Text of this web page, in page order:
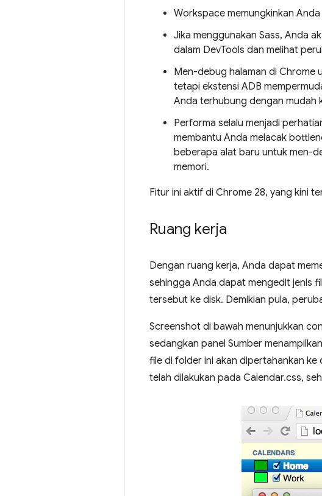
Workspace memungkinkan
Jika menggunakan Sass, Anda
dalam DevTools dan melihat
Men-debug halaman di Chrome
tetapi ekstensi ADB
Anda terhubung dengan mudah
Performa selalu menjadi
membantu Anda melacak
beberapa alat baru untuk men-
memori.
Fitur ini aktif di Chrome 28, yang kini
Ruang kerja
Dengan ruang kerja, Anda dapat
sehingga Anda dapat mengedit jenis
tersebut ke disk. Demikian pula,
Screenshot di bawah menunjukkan
sedangkan panel Sumber
file di folder ini akan dipertahankan
telah dilakukan pada Calendar.css,